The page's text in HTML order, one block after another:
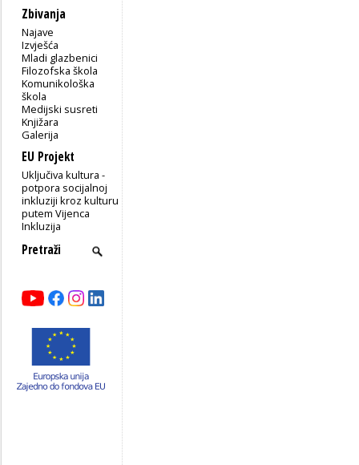
Zbivanja
Najave
Izvješća
Mladi glazbenici
Filozofska škola
Komunikološka
škola
Medijski susreti
Knjižara
Galerija
EU Projekt
Uključiva kultura -
potpora socijalnoj
inkluziji kroz kulturu
putem Vijenca
Inkluzija